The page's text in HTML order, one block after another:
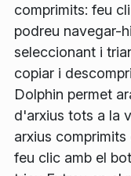
comprimits: feu
podreu navegar-
seleccionant i
copiar i
Dolphin permet
d'arxius tots a la
arxius
feu clic amb el